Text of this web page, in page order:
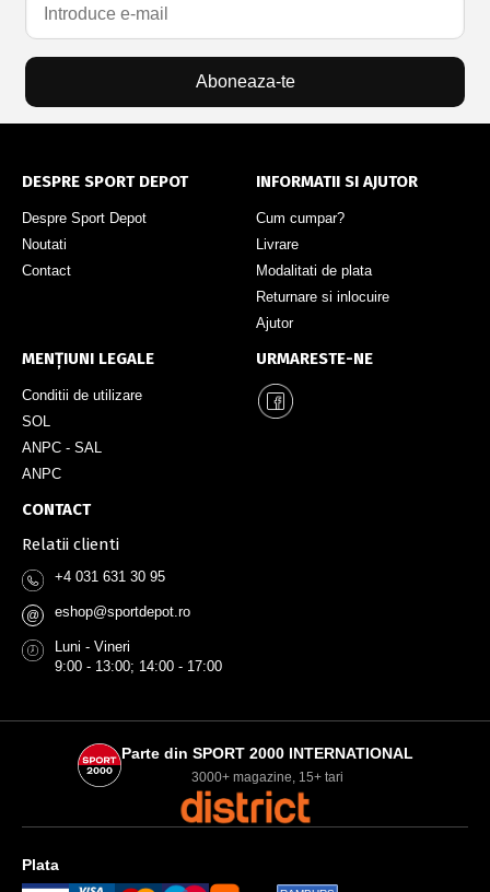
Aboneaza-te
DESPRE SPORT DEPOT
Despre Sport Depot
Noutati
Contact
INFORMATII SI AJUTOR
Cum cumpar?
Livrare
Modalitati de plata
Returnare si inlocuire
Ajutor
MENȚIUNI LEGALE
Conditii de utilizare
SOL
ANPC - SAL
ANPC
URMARESTE-NE
CONTACT
Relatii clienti
+4 031 631 30 95
@ eshop@sportdepot.ro
Luni - Vineri
9:00 - 13:00; 14:00 - 17:00
Parte din SPORT 2000 INTERNATIONAL
3000+ magazine, 15+ tari
Plata